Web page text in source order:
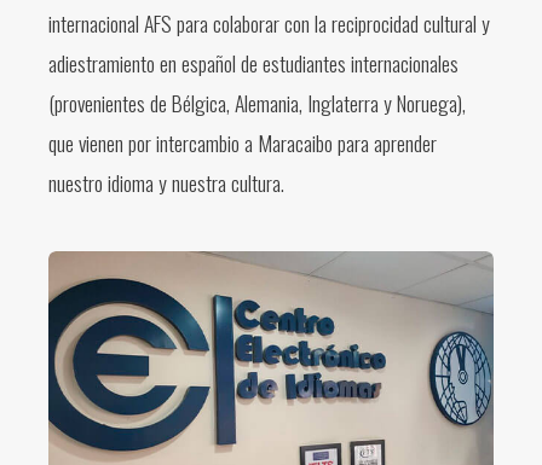
internacional AFS para colaborar con la reciprocidad cultural y
adiestramiento en español de estudiantes internacionales
(provenientes de Bélgica, Alemania, Inglaterra y Noruega),
que vienen por intercambio a Maracaibo para aprender
nuestro idioma y nuestra cultura.